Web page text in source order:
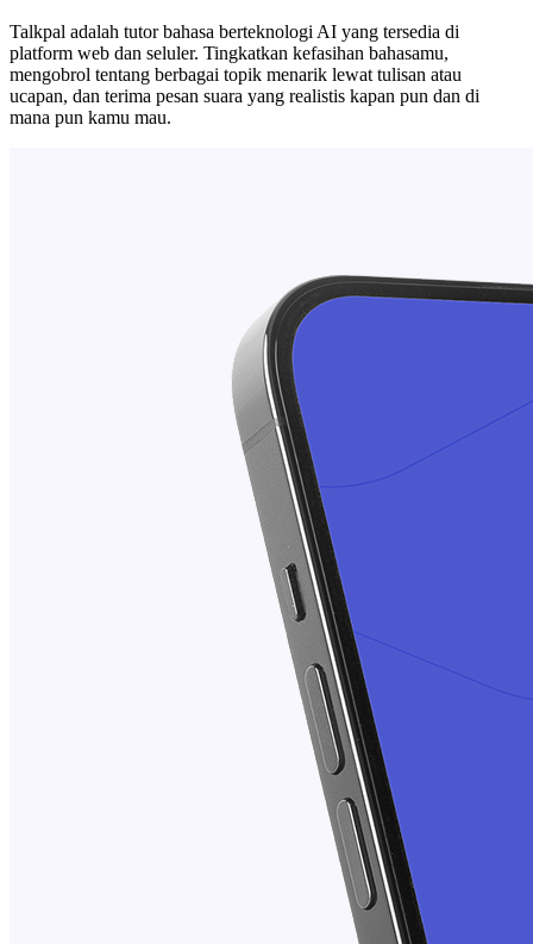
Talkpal adalah tutor bahasa berteknologi AI yang tersedia di
platform web dan seluler. Tingkatkan kefasihan bahasamu,
mengobrol tentang berbagai topik menarik lewat tulisan atau
ucapan, dan terima pesan suara yang realistis kapan pun dan di
mana pun kamu mau.